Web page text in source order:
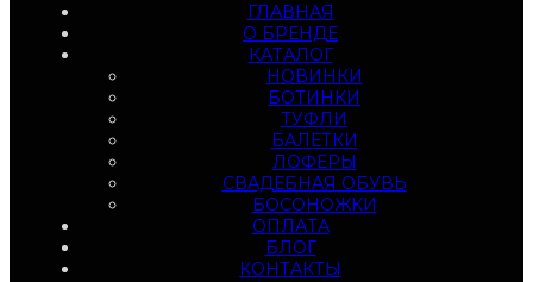
ГЛАВНАЯ
О БРЕНДЕ
КАТАЛОГ
НОВИНКИ
БОТИНКИ
ТУФЛИ
БАЛЕТКИ
ЛОФЕРЫ
СВАДЕБНАЯ ОБУВЬ
БОСОНОЖКИ
ОПЛАТА
БЛОГ
КОНТАКТЫ